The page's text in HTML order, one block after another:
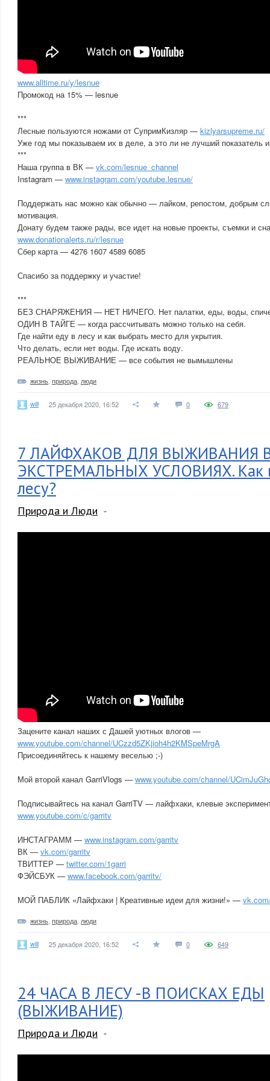
www.alltime.ru/y/lesnue
Промокод на 15% — lesnue
***
Лесные пользуются ножами от СупримКизляр — kizlyarsupreme.ru/
Уже год мы показываем их в деле, а это ли не лучший показатель
***
Наша группа в ВК — vk.com/lesnue_channel
Instagram — www.instagram.com/youtube.lesnue/
Поддержать нас можно как обычно — лайком, репостом, добрым
мотивация.
Донату будем также рады, все идет на новые проекты, съемки и
www.donationalerts.ru/r/lesnue
Сбер карта — 4276 1607 4589 6085
Спасибо за поддержку и участие!
***
БЕЗ СНАРЯЖЕНИЯ — НЕТ НИЧЕГО. Нет палатки, еды, воды,
ОДИН В ТАЙГЕ — когда рассчитывать можно только на себя.
Где найти еду в лесу и как выбрать место для укрытия.
Что делать, если нет воды. Где искать воду.
РЕАЛЬНОЕ ВЫЖИВАНИЕ — все события не вымышлены
жизнь природа люди
will 25 декабря 2020, 16:52 0 679
7 ЛАЙФХАКОВ ДЛЯ ВЫЖИВАНИЯ
ЭКСТРЕМАЛЬНЫХ УСЛОВИЯХ. Как
лесу?
Природа и Люди
Зацените канал наших с Дашей уютных влогов —
www.youtube.com/channel/UCzzd5ZKjioh4h2KMSpeMrgA
Присоединяйтесь к нашему веселью ;-)
Мой второй канал GarriVlogs — www.youtube.com/channel/
Подписывайтесь на канал GarriTV — лайфхаки, клевые
www.youtube.com/c/garritv
ИНСТАГРАММ — www.instagram.com/garritv
ВК — vk.com/garritv
ТВИТТЕР — twitter.com/1garri
ФЭЙСБУК — www.facebook.com/garritv/
МОЙ ПАБЛИК «Лайфхаки | Креативные идеи для жизни!» —
жизнь природа люди
will 25 декабря 2020, 16:52 0 649
24 ЧАСА В ЛЕСУ -В ПОИСКАХ ЕДЫ
(ВЫЖИВАНИЕ)
Природа и Люди